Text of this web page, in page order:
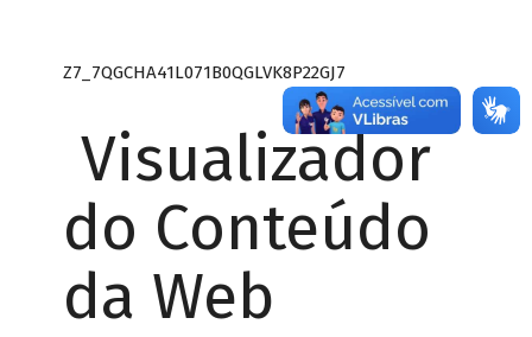
Z7_7QGCHA41L071B0QGLVK8P22GJ7
Visualizador
do Conteúdo
da Web